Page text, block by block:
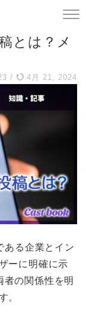
とは？メ
/ 4月 21, 2024
ある企業とイン
ーに明確に示
の関係性を明
。